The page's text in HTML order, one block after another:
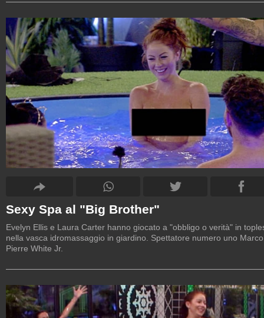
Sexy Spa al "Big Brother"
Evelyn Ellis e Laura Carter hanno giocato a "obbligo o verità" in
nella vasca idromassaggio in giardino. Spettatore numero uno Marco
Pierre White Jr.